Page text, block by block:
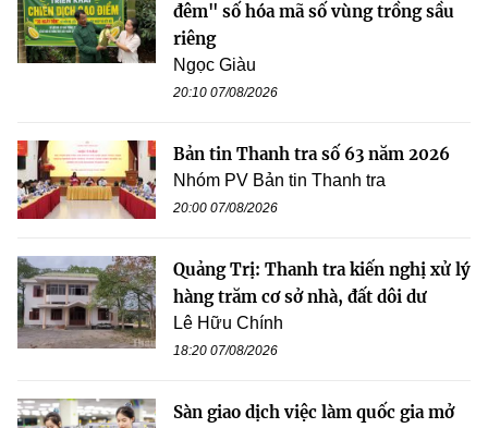
đêm" số hóa mã số vùng trồng sầu
riêng
Ngọc Giàu
20:10 07/08/2026
Bản tin Thanh tra số 63 năm 2026
Nhóm PV Bản tin Thanh tra
20:00 07/08/2026
Quảng Trị: Thanh tra kiến nghị xử lý
hàng trăm cơ sở nhà, đất dôi dư
Lê Hữu Chính
18:20 07/08/2026
Sàn giao dịch việc làm quốc gia mở